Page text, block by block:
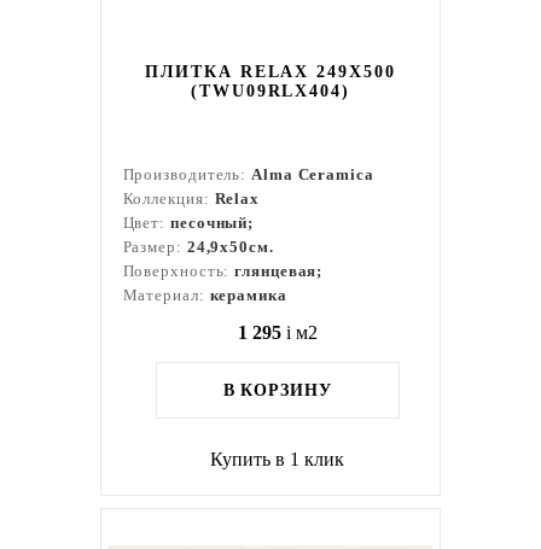
ПЛИТКА RELAX 249X500
(TWU09RLX404)
Производитель:Alma Ceramica
Коллекция: Relax
Цвет: песочный;
Размер: 24,9x50см.
Поверхность:глянцевая;
Материал: керамика
1 295 i м2
В КОРЗИНУ
Купить в 1 клик